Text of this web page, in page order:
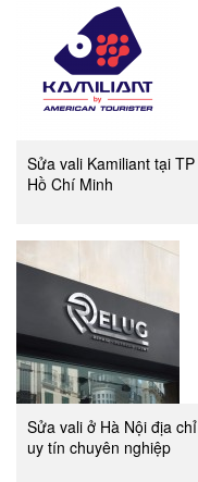
Sửa vali Kamiliant tại TP
Hồ Chí Minh
Sửa vali ở Hà Nội địa chỉ
uy tín chuyên nghiệp